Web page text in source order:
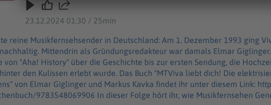
wie Musikfernsehen Generationen von Jugendlichen prägte: https://
"Aha! History – Zehn Minuten Geschichte" ist der neue History-
donnerstags ab 6 Uhr. Wir freuen uns über Feedback an history@welt.de. Produktion: Serdar Deniz
Host/Redaktion: Wim Orth Impressum: https://www.welt.de/services/article7893735/Impressum.html
Datenschutz: https://www.welt.de/services/article157550705/
23.12.2024 01:30 / 25min
reine Musikfernsehsender in Deutschland: Am 1. Dezember 1993 ging
Mittendrin als Gründungsredakteur war damals Elmar
von "Aha! History" über die Geschichte bis zur ersten Sendung, die
wurde. Das Buch "MTViva liebt dich! Die elektrisierende Geschichte des deutschen
von Elmar Giglinger und Markus Kavka findet ihr unter diesem Link:
Folge hört ihr, wie Musikfernsehen Generationen von Jugendlichen prägte: